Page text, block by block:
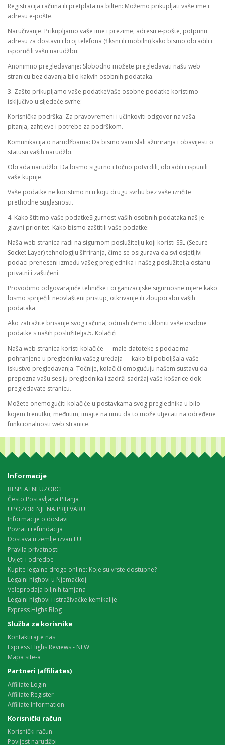
Registracija računa ili pretplata na bilten: Možemo prikupljati vaše ime i
adresu e-pošte.
Naručivanje: Prikupljamo vaše ime i prezime, adresu e-pošte, potpunu
adresu za dostavu i broj telefona (fiksni ili mobilni) kako bismo obradili i
isporučili vašu narudžbu.
Anonimno pregledavanje: Slobodno možete pregledavati našu web
stranicu bez davanja bilo kakvih osobnih podataka.
3. Zašto prikupljamo vaše podatkeVaše osobne podatke koristimo
isključivo u sljedeće svrhe:
Korisnička podrška: Za pravovremeni i učinkoviti odgovor na vaša
pitanja, zahtjeve i potrebe za podrškom.
Komunikacija o narudžbama: Da bismo vam slali ažuriranja i obavijesti o
statusu vaših narudžbi.
Obrada narudžbi: Da bismo sigurno i točno potvrdili, obradili i ispunili
vaše kupnje.
Vaše podatke ne koristimo ni u koju drugu svrhu bez vaše izričite
prethodne suglasnosti.
4. Kako štitimo vaše podatkeSigurnost vaših osobnih podataka naš je
glavni prioritet. Kako bismo zaštitili vaše podatke:
Naša web stranica radi na sigurnom poslužitelju koji koristi SSL (Secure
Socket Layer) tehnologiju šifriranja, čime se osigurava da svi osjetljivi
podaci preneseni između vašeg preglednika i našeg poslužitelja ostanu
privatni i zaštićeni.
Provodimo odgovarajuće tehničke i organizacijske sigurnosne mjere kako
bismo spriječili neovlašteni pristup, otkrivanje ili zlouporabu vaših
podataka.
Ako zatražite brisanje svog računa, odmah ćemo ukloniti vaše osobne
podatke s naših poslužitelja.5. Kolačići
Naša web stranica koristi kolačiće — male datoteke s podacima
pohranjene u pregledniku vašeg uređaja — kako bi poboljšala vaše
iskustvo pregledavanja. Točnije, kolačići omogućuju našem sustavu da
prepozna vašu sesiju preglednika i zadrži sadržaj vaše košarice dok
pregledavate stranicu.
Možete onemogućiti kolačiće u postavkama svog preglednika u bilo
kojem trenutku; međutim, imajte na umu da to može utjecati na određene
funkcionalnosti web stranice.
Informacije
BESPLATNI UZORCI
Često Postavljana Pitanja
UPOZORENJE NA PRIJEVARU
Informacije o dostavi
Povrat i refundacija
Dostava u zemlje izvan EU
Pravila privatnosti
Uvjeti i odredbe
Kupite legalne droge online: Koje su vrste dostupne?
Legalni highovi u Njemačkoj
Veleprodaja biljnih tamjana
Legalni highovi i istraživačke kemikalije
Express Highs Blog
Služba za korisnike
Kontaktirajte nas
Express Highs Reviews - NEW
Mapa site-a
Partneri (affiliates)
Affiliate Login
Affiliate Register
Affiliate Information
Korisnički račun
Korisnički račun
Povijest narudžbi